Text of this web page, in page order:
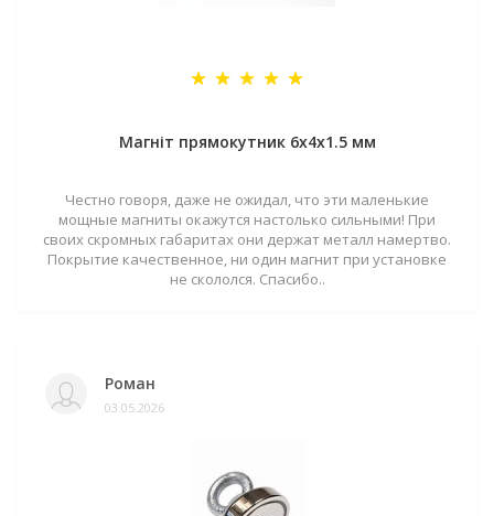
Магніт прямокутник 6х4х1.5 мм
Честно говоря, даже не ожидал, что эти маленькие
мощные магниты окажутся настолько сильными! При
своих скромных габаритах они держат металл намертво.
Покрытие качественное, ни один магнит при установке
не скололся. Спасибо..
Роман
03.05.2026